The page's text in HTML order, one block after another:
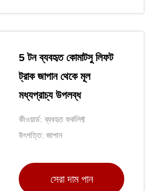
5 টন ব্যবহৃত কোমাটসু লিফট
ট্রাক জাপান থেকে মূল
মধ্যপ্রাচ্য উপলব্ধ
কীওয়ার্ড: ব্যবহৃত ফর্কলিফ্ট
উৎপত্তি: জাপান
সেরা দাম পান